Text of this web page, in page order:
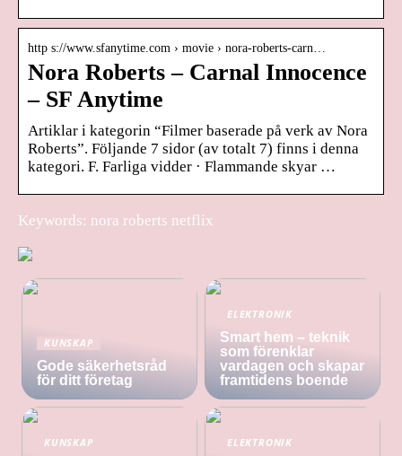
http s://www.sfanytime.com › movie › nora-roberts-carn…
Nora Roberts – Carnal Innocence
– SF Anytime
Artiklar i kategorin “Filmer baserade på verk av Nora
Roberts”. Följande 7 sidor (av totalt 7) finns i denna
kategori. F. Farliga vidder · Flammande skyar …
Keywords: nora roberts netflix
KUNSKAP
Gode säkerhetsråd
för ditt företag
ELEKTRONIK
Smart hem – teknik
som förenklar
vardagen och skapar
framtidens boende
KUNSKAP ELEKTRONIK